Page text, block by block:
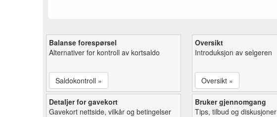
Balanse forespørsel
Alternativer for kontroll av kortsaldo
Saldokontroll »
Oversikt
Introduksjon av selgeren
Oversikt »
Detaljer for gavekort
Gavekort nettside, vilkår og betingelser
Bruker gjennomgang
Tips, tilbud og diskusjoner